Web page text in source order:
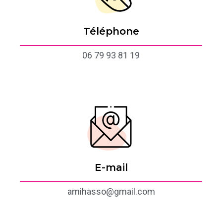
Téléphone
06 79 93 81 19
E-mail
amihasso@gmail.com